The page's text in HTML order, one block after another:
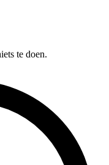
te doen.